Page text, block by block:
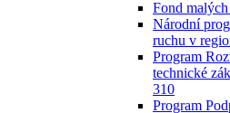
Fond
Národní
ruchu v
Program
technické
310
Program